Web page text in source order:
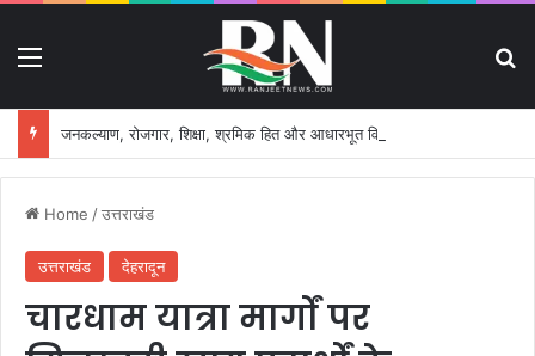
Home /उत्तराखंड
उत्तराखंड देहरादून
चारधाम यात्रा मार्गों पर